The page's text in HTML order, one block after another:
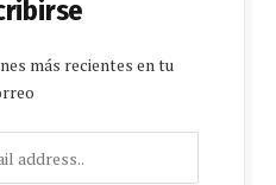
más recientes en tu